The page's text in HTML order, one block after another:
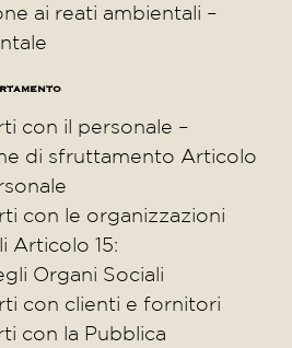
ai reati ambientali –
con il personale –
di sfruttamento Articolo
con le organizzazioni
Articolo 15:
Organi Sociali
con clienti e fornitori
con la Pubblica